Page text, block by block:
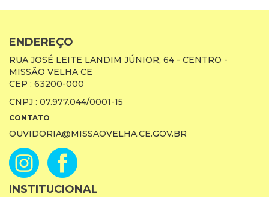
ENDEREÇO
RUA JOSÉ LEITE LANDIM JÚNIOR, 64 - CENTRO -
MISSÃO VELHA CE
CEP : 63200-000
CNPJ : 07.977.044/0001-15
CONTATO
OUVIDORIA@MISSAOVELHA.CE.GOV.BR
INSTITUCIONAL